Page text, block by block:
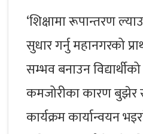
‘शिक्षामा रूपान्तरण
सुधार गर्नु महानगरको
सम्भव बनाउन
कमजोरीका कारण बुझेर
कार्यक्रम कार्यान्वयन